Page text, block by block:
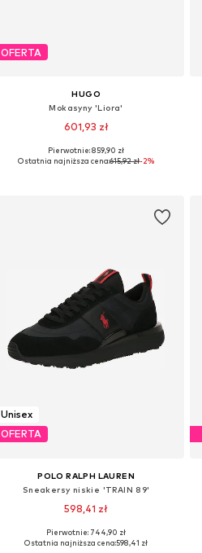
OFERTA
HUGO
Mokasyny 'Liora'
601,93 zł
Dostępne w różnych rozmiarach
Pierwotnie: 859,90 zł
Ostatnia najniższa cena:615,92 zł-2%
Unisex
OFERTA
POLO RALPH LAUREN
Sneakersy niskie 'TRAIN 89'
598,41 zł
Dostępne w różnych rozmiarach
Pierwotnie: 744,90 zł
Ostatnia najniższa cena:598,41 zł